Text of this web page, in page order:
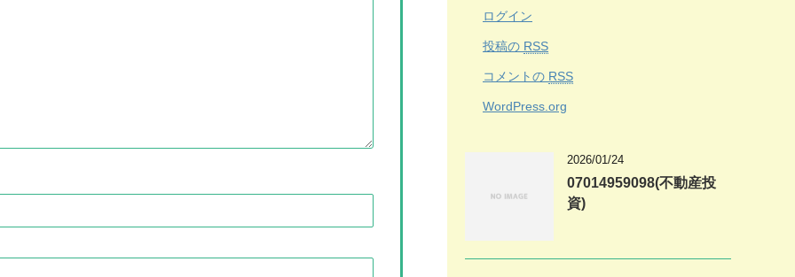
ログイン
投稿の RSS
コメントの RSS
WordPress.org
2026/01/24
07014959098(不動産投
資)